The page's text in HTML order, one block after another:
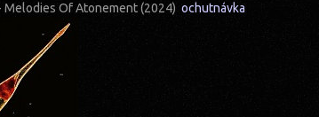
Melodies Of Atonement (2024) ochutnávka